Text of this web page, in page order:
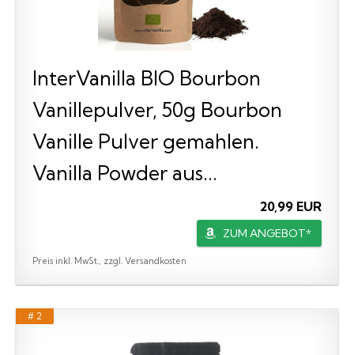
InterVanilla BIO Bourbon
Vanillepulver, 50g Bourbon
Vanille Pulver gemahlen.
Vanilla Powder aus...
20,99 EUR
ZUM ANGEBOT*
Preis inkl. MwSt., zzgl. Versandkosten
# 2